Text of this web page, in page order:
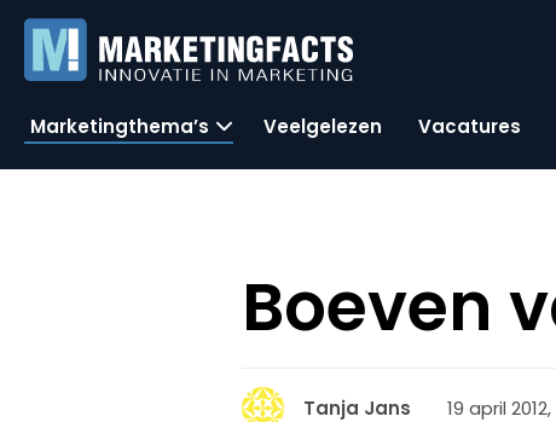
Marketingthema’s Veelgelezen Vacatures
Boeven
Tanja Jans 19 april